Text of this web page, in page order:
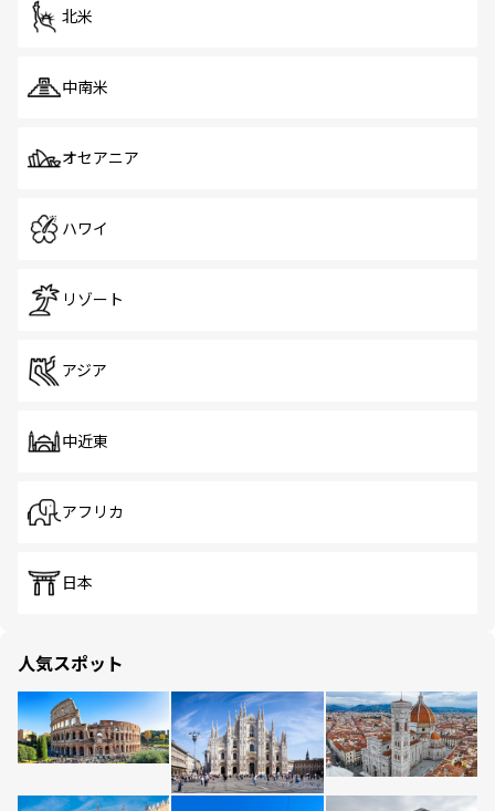
北米
中南米
オセアニア
ハワイ
リゾート
アジア
中近東
アフリカ
日本
人気スポット